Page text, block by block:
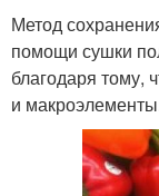
Метод
помощи сушки
благодаря тому,
и